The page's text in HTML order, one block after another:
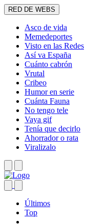
RED DE WEBS
Asco de vida
Memedeportes
Visto en las Redes
Así va España
Cuánto cabrón
Vrutal
Cribeo
Humor en serie
Cuánta Fauna
No tengo tele
Vaya gif
Tenía que decirlo
Ahorrador o rata
Viralizalo
Últimos
Top